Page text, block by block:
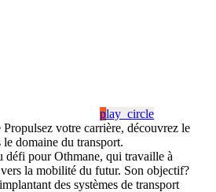
play_circle
votre carrière, découvrez le
domaine du transport.
défi pour Othmane, qui travaille à
la mobilité du futur. Son objectif?
des systèmes de transport